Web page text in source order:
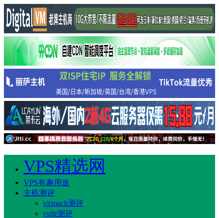
VPS精选网
VPS有趣用途
主机测评
virmach测评
vultr测评